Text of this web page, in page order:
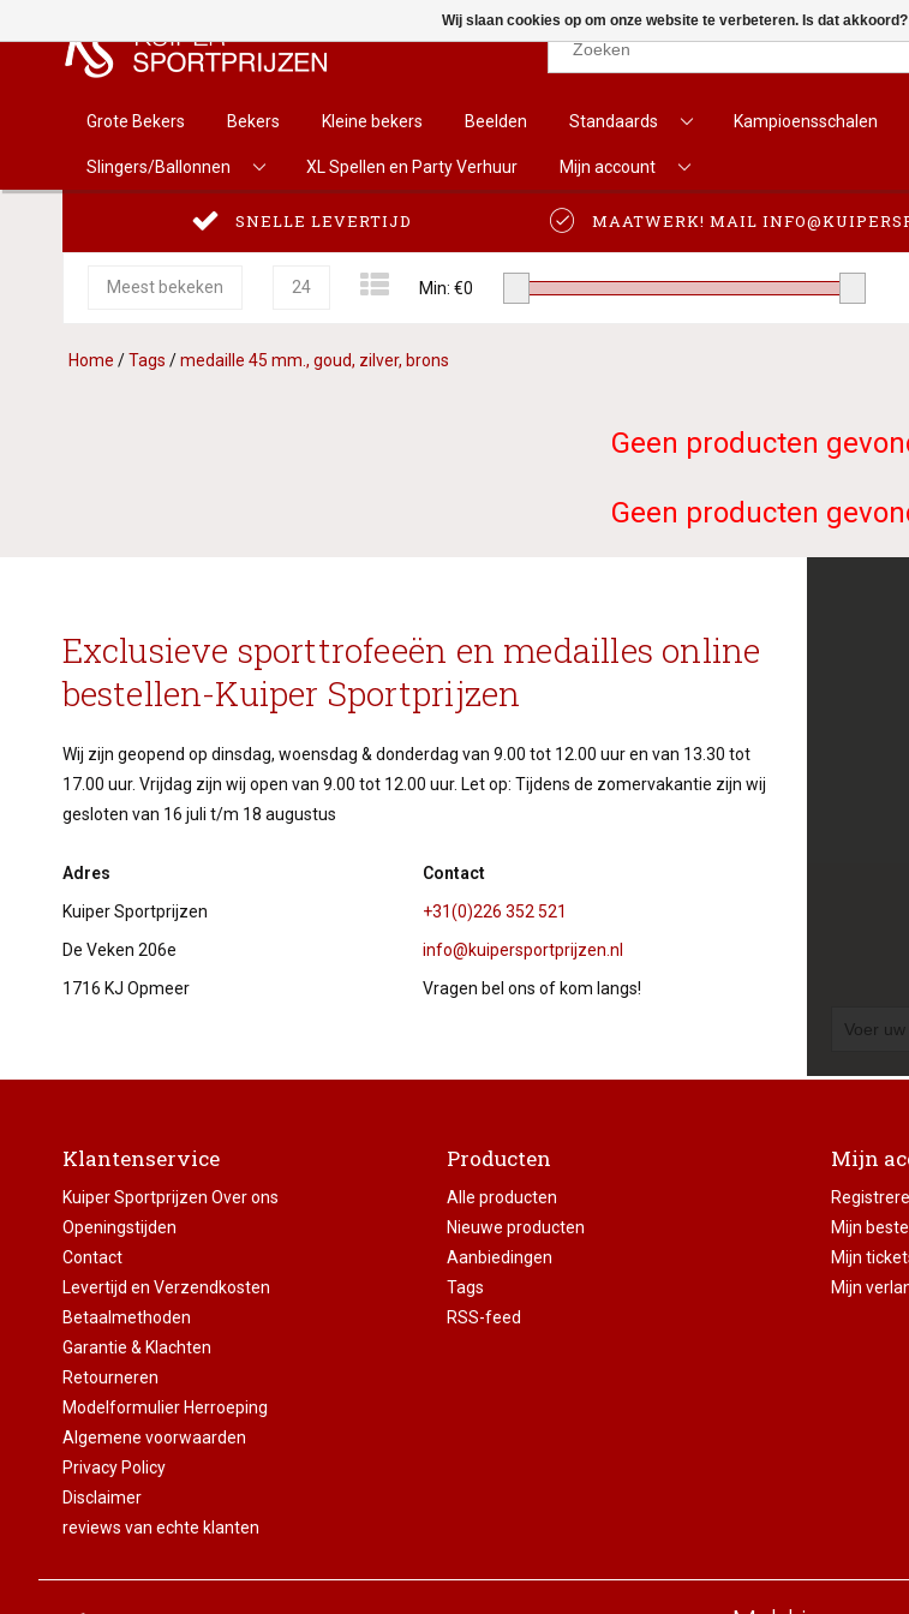
BEKIJK ALLE RESULTATEN
GA TERUG
Grote Bekers Bekers Kleine bekers Beelden Standaards Kampioensschalen
Slingers/Ballonnen XL Spellen en Party Verhuur Mijn account
SNELLE LEVERTIJD MAATWERK! MAIL
Meest bekeken 24 Min: €0
Home /Tags /medaille 45 mm., goud, zilver, brons
Geen producten
Geen producten
Exclusieve sporttrofeeën en medailles online
bestellen-Kuiper Sportprijzen
Wij zijn geopend op dinsdag, woensdag & donderdag van 9.00 tot 12.00 uur en van 13.30 tot
17.00 uur. Vrijdag zijn wij open van 9.00 tot 12.00 uur. Let op: Tijdens de zomervakantie zijn wij
gesloten van 16 juli t/m 18 augustus
Adres
Kuiper Sportprijzen
De Veken 206e
1716 KJ Opmeer
Contact
+31(0)226 352 521
info@kuipersportprijzen.nl
Vragen bel ons of kom langs!
Klantenservice
Kuiper Sportprijzen Over ons
Openingstijden
Contact
Levertijd en Verzendkosten
Betaalmethoden
Garantie & Klachten
Retourneren
Modelformulier Herroeping
Algemene voorwaarden
Privacy Policy
Disclaimer
reviews van echte klanten
Producten
Alle producten
Nieuwe producten
Aanbiedingen
Tags
RSS-feed
Mijn
Mijn
Mijn
Mijn
Wij slaan cookies op om onze website te verbeteren. Is dat akkoord?